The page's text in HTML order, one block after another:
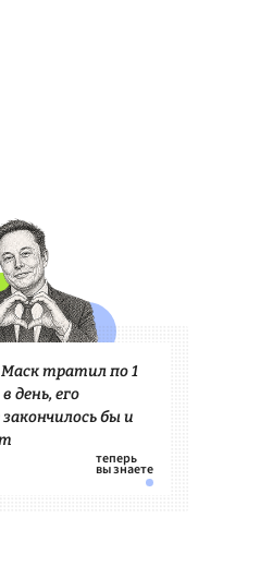
тратил по 1
день, его
бы и